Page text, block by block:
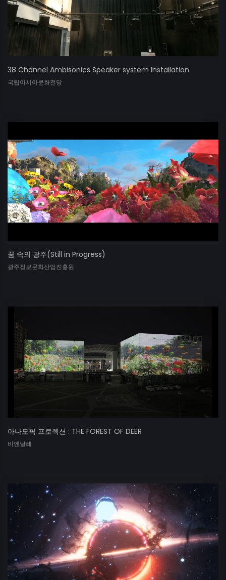
38 Channel Ambisonics Speaker system Installation
국립아시아문화전당
꿈 속의 광주(Still in Progress)
광주정보문화산업진흥원
아나모픽 프로젝션 : THE FOREST OF DEER
비엔날레